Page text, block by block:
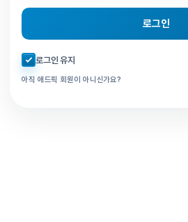
로그인
자동로그인 체크
로그인 유지
아직 애드픽 회원이 아니신가요?